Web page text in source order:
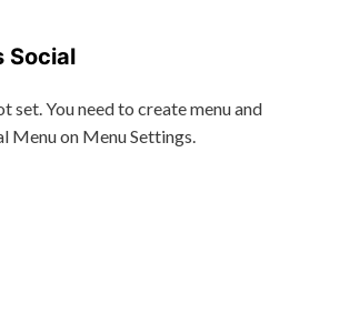
Social
set. You need to create menu and
Menu on Menu Settings.